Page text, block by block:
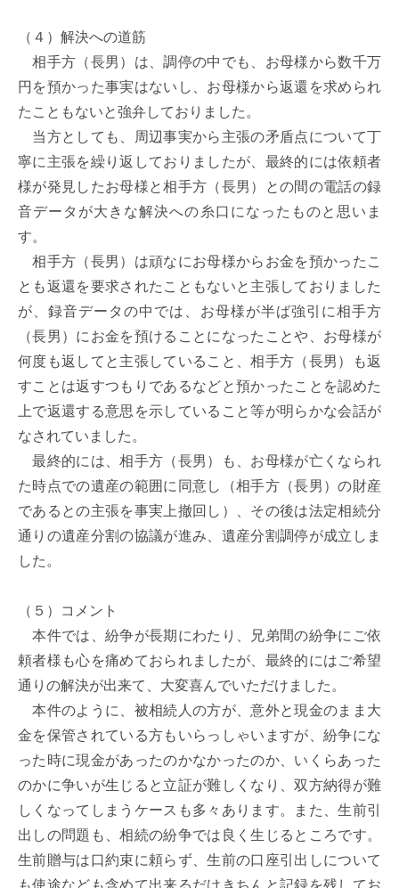
（４）解決への道筋
相手方（長男）は、調停の中でも、お母様から数千万
円を預かった事実はないし、お母様から返還を求められ
たこともないと強弁しておりました。
当方としても、周辺事実から主張の矛盾点について丁
寧に主張を繰り返しておりましたが、最終的には依頼者
様が発見したお母様と相手方（長男）との間の電話の録
音データが大きな解決への糸口になったものと思いま
す。
相手方（長男）は頑なにお母様からお金を預かったこ
とも返還を要求されたこともないと主張しておりました
が、録音データの中では、お母様が半ば強引に相手方
（長男）にお金を預けることになったことや、お母様が
何度も返してと主張していること、相手方（長男）も返
すことは返すつもりであるなどと預かったことを認めた
上で返還する意思を示していること等が明らかな会話が
なされていました。
最終的には、相手方（長男）も、お母様が亡くなられ
た時点での遺産の範囲に同意し（相手方（長男）の財産
であるとの主張を事実上撤回し）、その後は法定相続分
通りの遺産分割の協議が進み、遺産分割調停が成立しま
した。
（５）コメント
本件では、紛争が長期にわたり、兄弟間の紛争にご依
頼者様も心を痛めておられましたが、最終的にはご希望
通りの解決が出来て、大変喜んでいただけました。
本件のように、被相続人の方が、意外と現金のまま大
金を保管されている方もいらっしゃいますが、紛争にな
った時に現金があったのかなかったのか、いくらあった
のかに争いが生じると立証が難しくなり、双方納得が難
しくなってしまうケースも多々あります。また、生前引
出しの問題も、相続の紛争では良く生じるところです。
生前贈与は口約束に頼らず、生前の口座引出しについて
も使途なども含めて出来るだけきちんと記録を残してお